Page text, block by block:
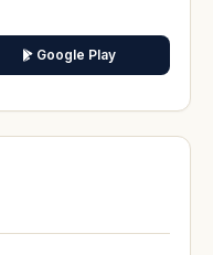
Google Play